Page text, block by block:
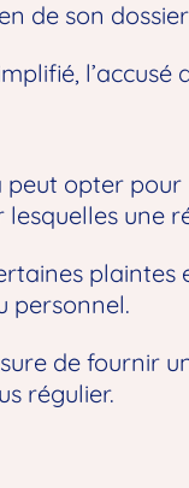
de son
peut opter
lesquelles
personnel.
de fournir
régulier.